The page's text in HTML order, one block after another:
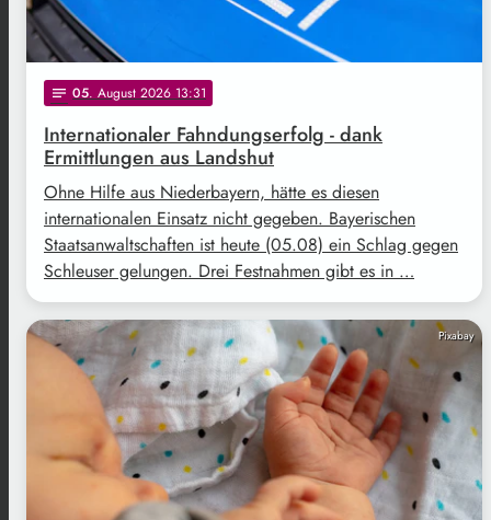
notes 05. August 2026 13:31
Internationaler Fahndungserfolg - dank
Ermittlungen aus Landshut
Ohne Hilfe aus Niederbayern, hätte es diesen
internationalen Einsatz nicht gegeben. Bayerischen
Staatsanwaltschaften ist heute (05.08) ein Schlag gegen
Schleuser gelungen. Drei Festnahmen gibt es in …
Pixabay